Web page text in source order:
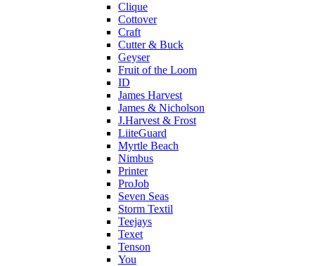
Clique
Cottover
Craft
Cutter & Buck
Geyser
Fruit of the Loom
ID
James Harvest
James & Nicholson
J.Harvest & Frost
LiiteGuard
Myrtle Beach
Nimbus
Printer
ProJob
Seven Seas
Storm Textil
Teejays
Texet
Tenson
You